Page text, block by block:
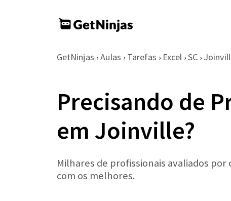
GetNinjas › Aulas › Tarefas › Excel › SC ›
Precisando de
em Joinville?
Milhares de profissionais avaliados
com os melhores.